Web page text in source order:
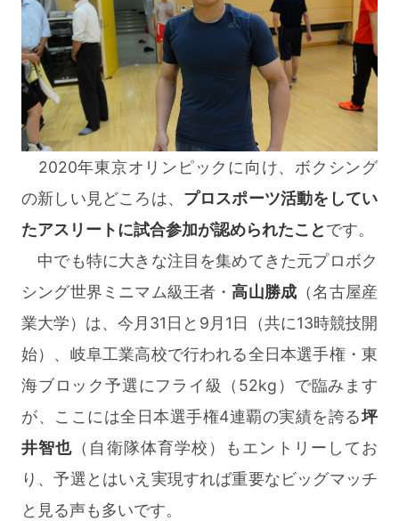
2020年東京オリンピックに向け、ボクシング
の新しい見どころは、 プロスポーツ活動をしてい
たアスリートに試合参加が認められたことです。
中でも特に大きな注目を集めてきた元プロボク
シング世界ミニマム級王者・高山勝成 （名古屋産
業大学）は、今月31日と9月1日（共に13時競技開
始）、岐阜工業高校で行われる全日本選手権・東
海ブロック予選にフライ級（52kg）で臨みます
が、ここには全日本選手権4連覇の実績を誇る坪
井智也 （自衛隊体育学校）もエントリーしてお
り、予選とはいえ実現すれば重要なビッグマッチ
と見る声も多いです。